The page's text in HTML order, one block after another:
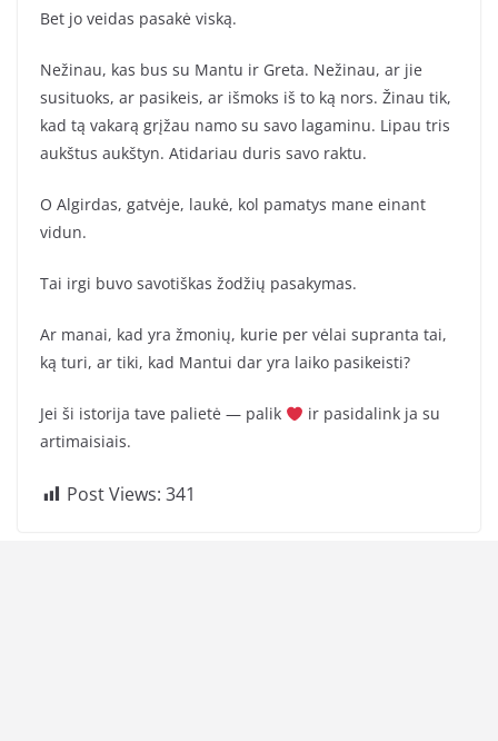
Bet jo veidas pasakė viską.
Nežinau, kas bus su Mantu ir Greta. Nežinau, ar jie
susituoks, ar pasikeis, ar išmoks iš to ką nors. Žinau tik,
kad tą vakarą grįžau namo su savo lagaminu. Lipau tris
aukštus aukštyn. Atidariau duris savo raktu.
O Algirdas, gatvėje, laukė, kol pamatys mane einant
vidun.
Tai irgi buvo savotiškas žodžių pasakymas.
Ar manai, kad yra žmonių, kurie per vėlai supranta tai,
ką turi, ar tiki, kad Mantui dar yra laiko pasikeisti?
Jei ši istorija tave palietė — palik
ir pasidalink ja su
artimaisiais.
Post Views: 341